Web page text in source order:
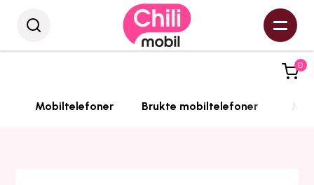
0
Mobiltelefoner Brukte mobiltelefoner